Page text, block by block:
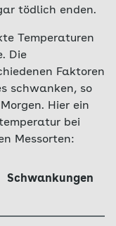
tödlich enden.
Temperaturen
Die
Faktoren
schwanken, so
Hier ein
bei
Messorten:
Schwankungen